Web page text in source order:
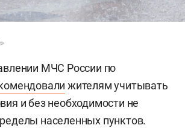
МЧС России по
жителям учитывать
и без необходимости не
населенных пунктов.